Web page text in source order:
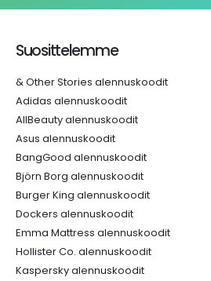
Suosittelemme
& Other Stories alennuskoodit
Adidas alennuskoodit
AllBeauty alennuskoodit
Asus alennuskoodit
BangGood alennuskoodit
Björn Borg alennuskoodit
Burger King alennuskoodit
Dockers alennuskoodit
Emma Mattress alennuskoodit
Hollister Co. alennuskoodit
Kaspersky alennuskoodit